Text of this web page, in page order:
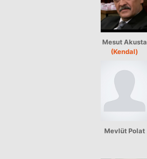
Mesut Akusta
(Kendal)
Mevlüt Polat